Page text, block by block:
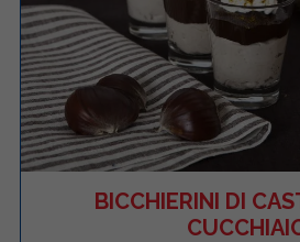
BICCHIERINI DI